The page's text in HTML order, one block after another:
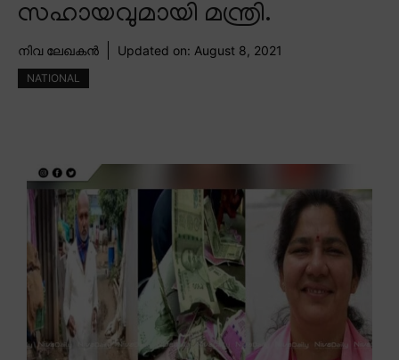
സഹായവുമായി മന്ത്രി.
നിവ ലേഖകൻ Updated on: August 8, 2021
NATIONAL